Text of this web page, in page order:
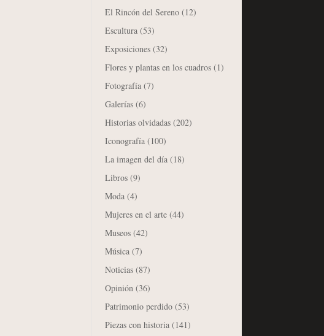
El Rincón del Sereno (12)
Escultura (53)
Exposiciones (32)
Flores y plantas en los cuadros (1)
Fotografía (7)
Galerías (6)
Historias olvidadas (202)
Iconografía (100)
La imagen del día (18)
Libros (9)
Moda (4)
Mujeres en el arte (44)
Museos (42)
Música (7)
Noticias (87)
Opinión (36)
Patrimonio perdido (53)
Piezas con historia (141)